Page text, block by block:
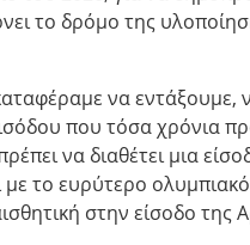
το δρόμο της
να
που τόσα χρόνια
να διαθέτει μια
το ευρύτερο ολυμπιακό
στην είσοδο της